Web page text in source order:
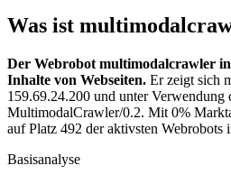
Was ist
Der Webrobot multimodalcrawler
Inhalte von Webseiten. Er zeigt sich
159.69.24.200 und unter Verwendung
MultimodalCrawler/0.2. Mit 0%
auf Platz 492 der aktivsten Webrobots
Basisanalyse